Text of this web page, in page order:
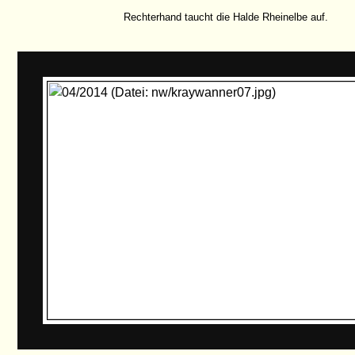
Rechterhand taucht die Halde Rheinelbe auf.